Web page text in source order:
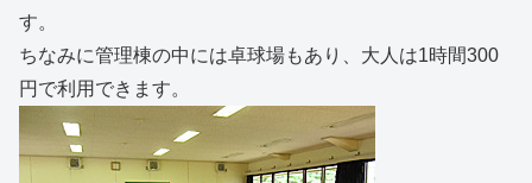
す。
ちなみに管理棟の中には卓球場もあり、大人は1時間300
円で利用できます。